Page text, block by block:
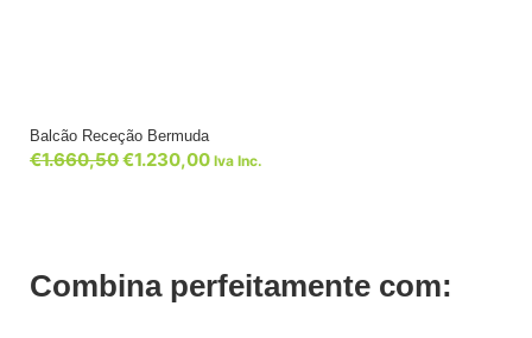
Balcão Receção Bermuda
€1.660,50€1.230,00 Iva Inc.
Combina perfeitamente com: